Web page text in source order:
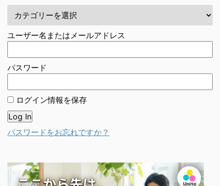
ユーザー名またはメールアドレス
パスワード
ログイン情報を保存
パスワードをお忘れですか？